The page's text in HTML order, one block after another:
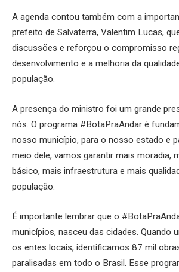
A agenda contou também com a
prefeito de Salvaterra, Valentim Lucas,
discussões e reforçou o compromisso
desenvolvimento e a melhoria da
população.
A presença do ministro foi um grande
nós. O programa #BotaPraAndar é
nosso município, para o nosso estado e
meio dele, vamos garantir mais moradia,
básico, mais infraestrutura e mais
população.
É importante lembrar que o
municípios, nasceu das cidades. Quando
os entes locais, identificamos 87 mil
paralisadas em todo o Brasil. Esse